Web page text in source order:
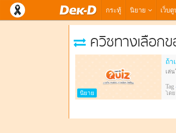
กระทู้ นิยาย เว็บ
ควิซทางเลือก
นิยาย
ถ้า
เล่
Tag
โดย